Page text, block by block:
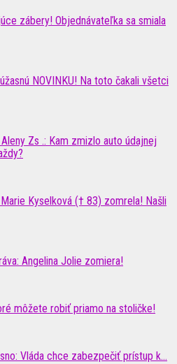
zábery! Objednávateľka sa smiala
NOVINKU! Na toto čakali všetci
Zs .: Kam zmizlo auto údajnej
Kyselková († 83) zomrela! Našli
Angelina Jolie zomiera!
môžete robiť priamo na stoličke!
Vláda chce zabezpečiť prístup k…